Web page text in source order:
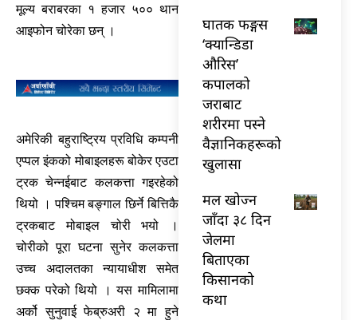
मूल्य बराबरका १ हजार ५०० थान
आइफोन चोरेका छन् ।
अमेरिकी बहुराष्ट्रिय प्रविधि कम्पनी
एप्पल इंकको मोबाइलहरू बोकेर एउटा
ट्रक चेन्नईबाट कलकत्ता गइरहेको
थियो । पश्चिम बङ्गाल छिर्ने बित्तिकै
ट्रकबाट मोबाइल चोरी भयो ।
चोरीको पूरा घटना सुनेर कलकत्ता
उच्च अदालतका न्यायाधीश समेत
छक्क परेको थियो । यस मामिलामा
अर्को सुनुवाई फेब्रुअरी २ मा हुने
घातक फङ्गस
‘क्यान्डिडा
औरिस’
कपालको
जराबाट
शरीरमा पस्ने
वैज्ञानिकहरूको
खुलासा
मल खोज्न
जाँदा ३८ दिन
जेलमा
बिताएका
किसानको
कथा